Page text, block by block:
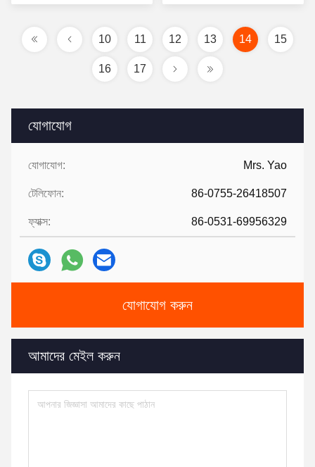
যোগাযোগ
যোগাযোগ: Mrs. Yao
টেলিফোন: 86-0755-26418507
ফ্যাক্স: 86-0531-69956329
যোগাযোগ করুন
আমাদের মেইল ​​করুন
10 11 12 13 14 15
16 17